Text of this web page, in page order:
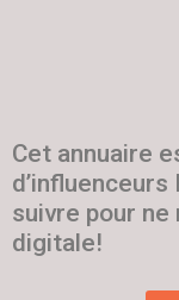
Cet annuaire
suivre pour ne
digitale!